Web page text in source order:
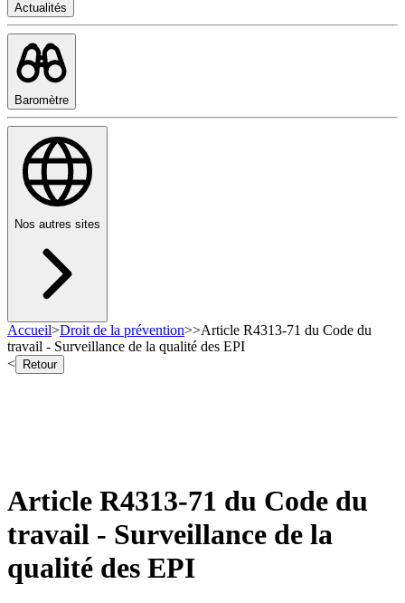
Actualités
Baromètre
Nos autres sites
Accueil>Droit de la prévention>>Article R4313-71 du Code du
travail - Surveillance de la qualité des EPI
<
Retour
Article R4313-71 du Code du
travail - Surveillance de la
qualité des EPI